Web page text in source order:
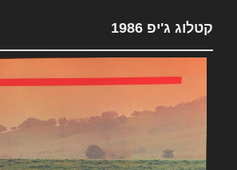
קטלוג ג'יפ 1986